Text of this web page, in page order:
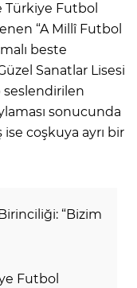
Türkiye Futbol
“A Millî Futbol
beste
Sanatlar Lisesi
sonucunda
coşkuya ayrı bir
“Bizim
Futbol